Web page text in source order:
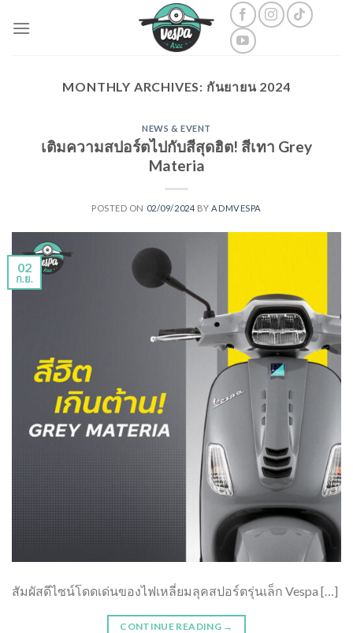
MONTHLY ARCHIVES: กันยายน 2024
NEWS & EVENT
เติมความสปอร์ตไปกับสีสุดฮิต! สีเทา Grey
Materia
POSTED ON 02/09/2024 BY ADMVESPA
02
ก.ย.
สัมผัสดีไซน์โดดเด่นของไฟเหลี่ยมลุคสปอร์ตรุ่นเล็ก Vespa […]
CONTINUE READING →